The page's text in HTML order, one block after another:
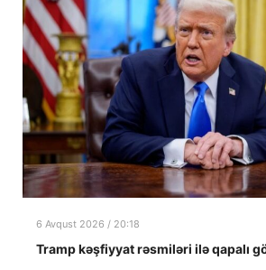
6 Avqust 2026 / 20:18
Tramp kəşfiyyat rəsmiləri ilə qapalı